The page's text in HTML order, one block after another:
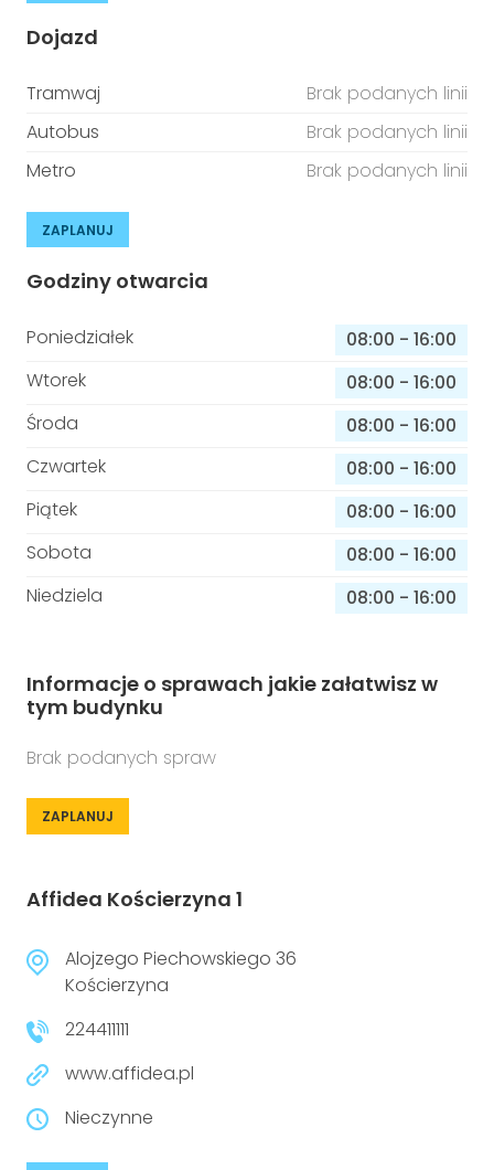
Dojazd
Tramwaj
Brak podanych linii
Autobus
Brak podanych linii
Metro
Brak podanych linii
ZAPLANUJ
Godziny otwarcia
Poniedziałek 08:00 - 16:00
Wtorek
08:00 - 16:00
Środa
08:00 - 16:00
Czwartek
08:00 - 16:00
Piątek
08:00 - 16:00
Sobota
08:00 - 16:00
Niedziela
08:00 - 16:00
Informacje o sprawach jakie załatwisz w
tym budynku
Brak podanych spraw
ZAPLANUJ
Affidea Kościerzyna 1
Alojzego Piechowskiego 36
Kościerzyna
224411111
www.affidea.pl
Nieczynne